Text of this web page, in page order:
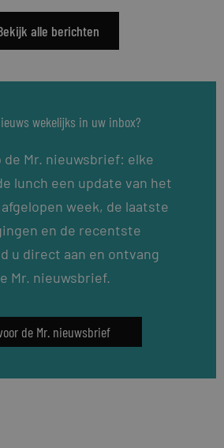
alle berichten
wekelijks in uw inbox?
de Mr. nieuwsbrief: elke
lunch een update van het
week, de laatste
en de recentste
u direct aan en ontvang
Mr. nieuwsbrief.
de Mr. nieuwsbrief